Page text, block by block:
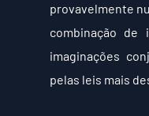
provavelmente
combinação de
imaginações
pelas leis mais